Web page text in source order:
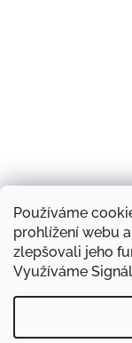
Používáme
prohlížení webu
zlepšovali jeho
Využíváme
Náš obchod a
Doprava zboží